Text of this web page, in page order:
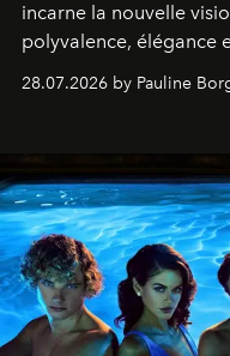
incarne la nouvelle
polyvalence, élégance
28.07.2026 by Pauline